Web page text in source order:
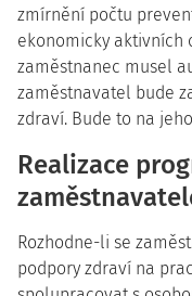
zmírnění počtu
ekonomicky aktivních
zaměstnanec musel
zaměstnavatel bude
zdraví. Bude to na
Realizace
Rozhodne-li se
podpory zdraví na